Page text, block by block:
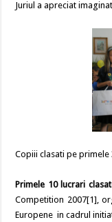
Juriul a apreciat
Copiii clasati pe primele
Primele 10 lucrari
Competition 2007[1],
Europene in cadrul